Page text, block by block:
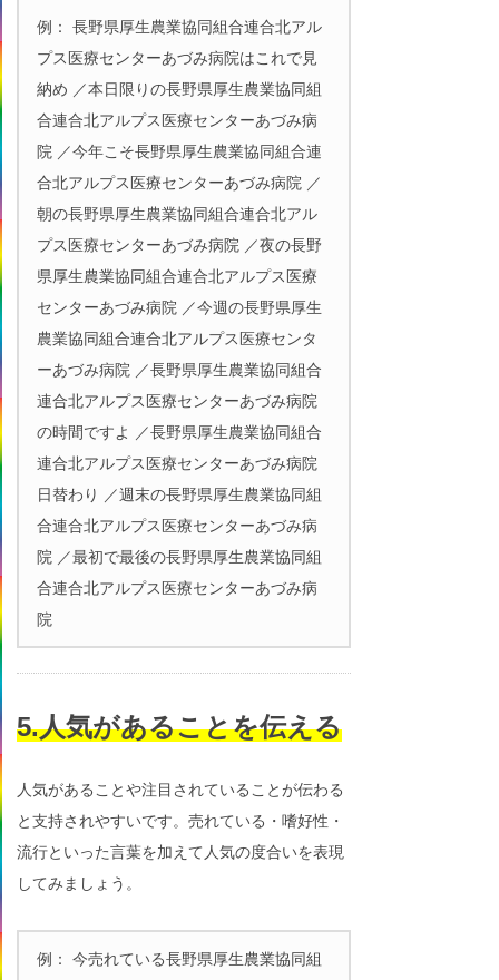
例： 長野県厚生農業協同組合連合北アル
プス医療センターあづみ病院はこれで見
納め ／本日限りの長野県厚生農業協同組
合連合北アルプス医療センターあづみ病
院 ／今年こそ長野県厚生農業協同組合連
合北アルプス医療センターあづみ病院 ／
朝の長野県厚生農業協同組合連合北アル
プス医療センターあづみ病院 ／夜の長野
県厚生農業協同組合連合北アルプス医療
センターあづみ病院 ／今週の長野県厚生
農業協同組合連合北アルプス医療センタ
ーあづみ病院 ／長野県厚生農業協同組合
連合北アルプス医療センターあづみ病院
の時間ですよ ／長野県厚生農業協同組合
連合北アルプス医療センターあづみ病院
日替わり ／週末の長野県厚生農業協同組
合連合北アルプス医療センターあづみ病
院 ／最初で最後の長野県厚生農業協同組
合連合北アルプス医療センターあづみ病
院
5.人気があることを伝える
人気があることや注目されていることが伝わる
と支持されやすいです。売れている・嗜好性・
流行といった言葉を加えて人気の度合いを表現
してみましょう。
例： 今売れている長野県厚生農業協同組